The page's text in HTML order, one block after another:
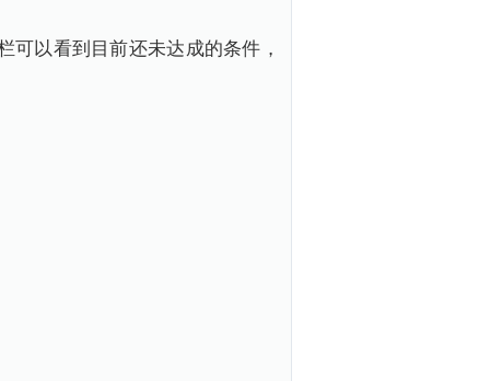
可以看到目前还未达成的条件，